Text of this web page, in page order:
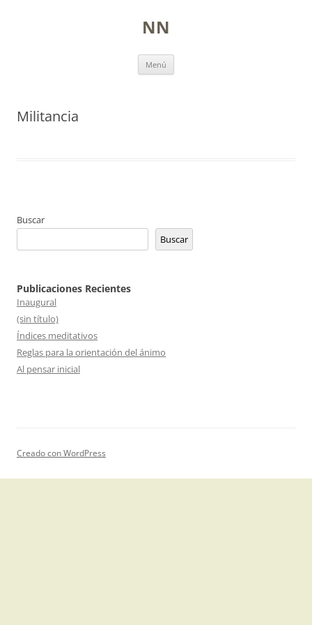
NN
Menú
Militancia
Buscar
Buscar
Publicaciones Recientes
Inaugural
(sin título)
Índices meditativos
Reglas para la orientación del ánimo
Al pensar inicial
Creado con WordPress